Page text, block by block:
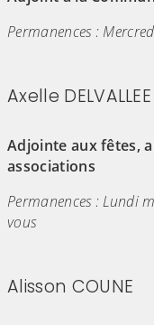
Permanences :
Axelle DELVALLEE
Adjointe aux fêtes,
associations
Permanences : Lundi
vous
Alisson COUNE